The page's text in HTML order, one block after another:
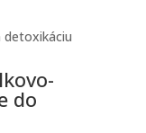
detoxikáciu
do